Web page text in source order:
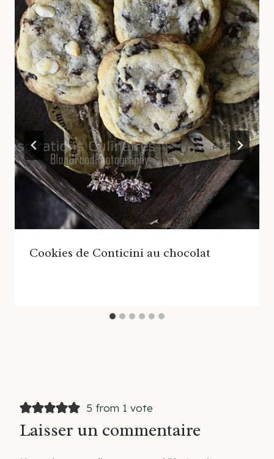
Cookies de Conticini au chocolat
5 from 1 vote
Laisser un commentaire